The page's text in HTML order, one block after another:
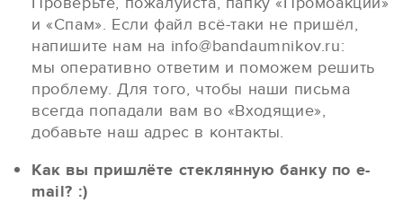
и «Спам». Если файл всё-таки не пришёл,
напишите нам на info@bandaumnikov.ru:
мы оперативно ответим и поможем решить
проблему. Для того, чтобы наши письма
всегда попадали вам во «Входящие»,
добавьте наш адрес в контакты.
Как вы пришлёте стеклянную банку по e-
mail? :)